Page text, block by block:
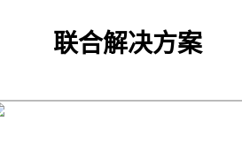
联合解决方案